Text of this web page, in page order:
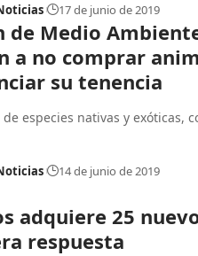
17 de junio de 2019
de Medio
a no comprar
su tenencia
especies nativas y exóticas,
14 de junio de 2019
adquiere 25
respuesta